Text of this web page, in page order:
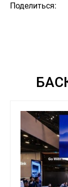
Поделиться: